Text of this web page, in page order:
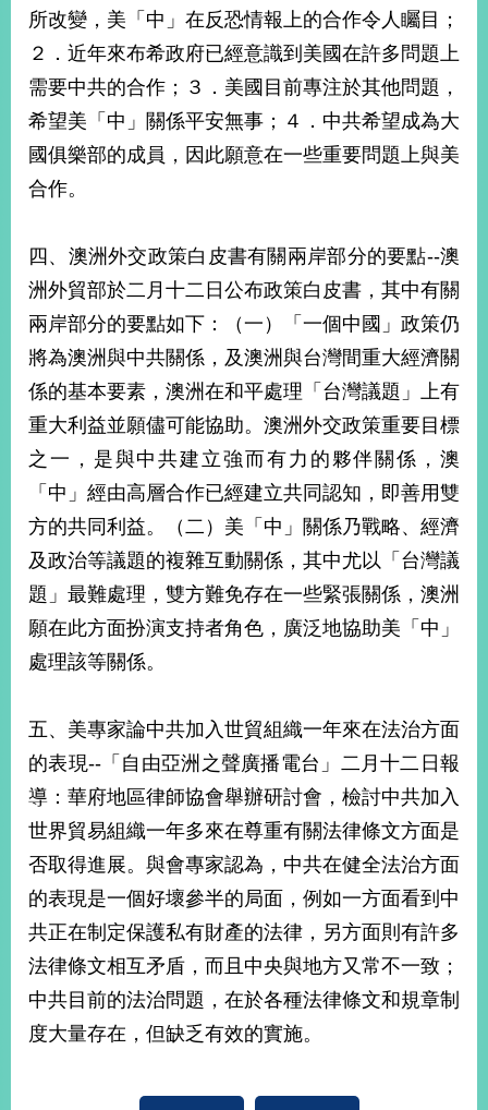
部
關
網
部
粉
LINEInstagram
X平台
(原推特)
APPYouTube
RSS
政
府
網
資
料
開
放
宣
告
權
保
及
資
訊
安
全
政
策
無
障
礙
所改變，美「中」在反恐情報上的合作令人矚目；
２．近年來布希政府已經意識到美國在許多問題上
需要中共的合作；３．美國目前專注於其他問題，
希望美「中」關係平安無事；４．中共希望成為大
國俱樂部的成員，因此願意在一些重要問題上與美
合作。
四、澳洲外交政策白皮書有關兩岸部分的要點--澳
洲外貿部於二月十二日公布政策白皮書，其中有關
兩岸部分的要點如下：（一）「一個中國」政策仍
將為澳洲與中共關係，及澳洲與台灣間重大經濟關
係的基本要素，澳洲在和平處理「台灣議題」上有
重大利益並願儘可能協助。澳洲外交政策重要目標
之一，是與中共建立強而有力的夥伴關係，澳
「中」經由高層合作已經建立共同認知，即善用雙
方的共同利益。（二）美「中」關係乃戰略、經濟
及政治等議題的複雜互動關係，其中尤以「台灣議
題」最難處理，雙方難免存在一些緊張關係，澳洲
願在此方面扮演支持者角色，廣泛地協助美「中」
處理該等關係。
五、美專家論中共加入世貿組織一年來在法治方面
的表現--「自由亞洲之聲廣播電台」二月十二日報
導：華府地區律師協會舉辦研討會，檢討中共加入
世界貿易組織一年多來在尊重有關法律條文方面是
否取得進展。與會專家認為，中共在健全法治方面
的表現是一個好壞參半的局面，例如一方面看到中
共正在制定保護私有財產的法律，另方面則有許多
法律條文相互矛盾，而且中央與地方又常不一致；
中共目前的法治問題，在於各種法律條文和規章制
度大量存在，但缺乏有效的實施。